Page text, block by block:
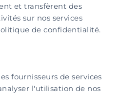
et transfèrent des
sur nos services
de confidentialité.
fournisseurs de services
l'utilisation de nos